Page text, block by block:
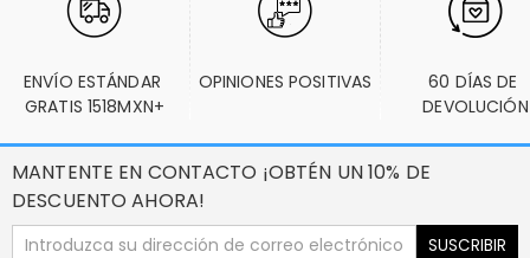
ENVÍO ESTÁNDAR
GRATIS 1518MXN+
OPINIONES POSITIVAS
60 DÍAS DE
DEVOLUCIÓN
MANTENTE EN CONTACTO ¡OBTÉN UN 10% DE
DESCUENTO AHORA!
SUSCRIBIR